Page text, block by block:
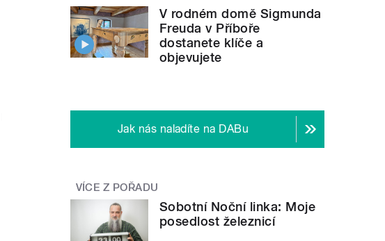
V rodném domě Sigmunda
Freuda v Příboře
dostanete klíče a
objevujete
Jak nás naladíte na DABu
VÍCE Z POŘADU
Sobotní Noční linka: Moje
posedlost železnicí